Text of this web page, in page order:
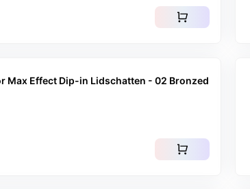
Preis shopping_cart
Max Effect Dip-in Lidschatten - 02 Bronzed
Preis shopping_cart